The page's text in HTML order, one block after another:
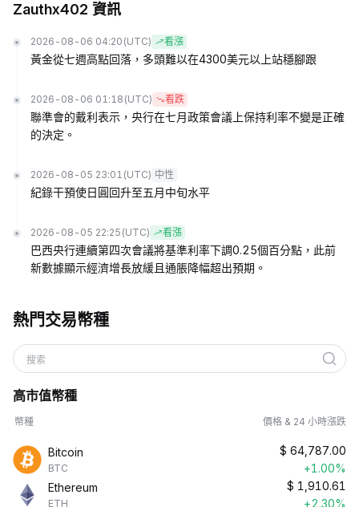
Zauthx402 資訊
2026-08-06 04:20 (UTC) 看漲
黃金從七週高點回落，多頭難以在4300美元以上站穩腳跟
2026-08-06 01:18 (UTC) 看跌
聯準會的戴利表示，央行在七月政策會議上保持利率不變是正確
的決定。
2026-08-05 23:01 (UTC) 中性
紀錄干預使日圓回升至五月中旬水平
2026-08-05 22:25 (UTC) 看漲
巴西央行連續第四次會議將基準利率下調0.25個百分點，此前
新數據顯示經濟增長放緩且通脹降幅超出預期。
熱門交易幣種
搜索
高市值幣種
幣種 價格 & 24 小時漲跌
Bitcoin
BTC
$ 64,787.00
+1.00%
Ethereum
ETH
$ 1,910.61
+2.30%